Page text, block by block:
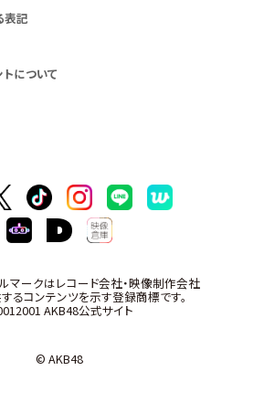
表記
トについて
マークはレコード会社・映像制作会社
るコンテンツを示す登録商標です。
AKB48公式サイト
© AKB48